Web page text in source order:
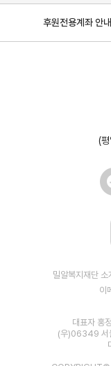
후원전용계좌 안내
(
밀알복지재단 소
이
대표자 홍
(우)06349 서